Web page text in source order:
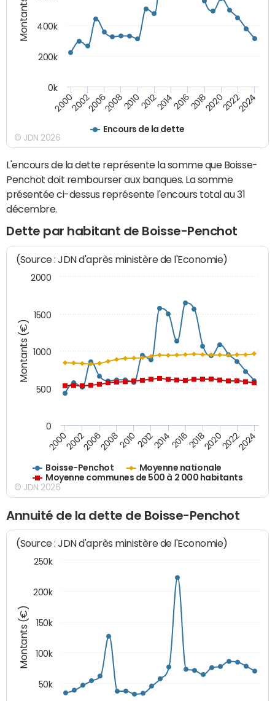
Encours de la dette
200020022006200820102012201420162018202020222024
0k
200k
400k
© JDN 2026
L'encours de la dette représente la somme que Boisse-
Penchot doit rembourser aux banques. La somme
présentée ci-dessus représente l'encours total au 31
décembre.
Dette par habitant de Boisse-Penchot
Montants (€)
(Source : JDN d'après ministère de l'Economie)
Boisse-Penchot
Moyenne nationale
Moyenne communes de 500 à 2 000 habitants
200020022006200820102012201420162018202020222024
500
1000
1500
0
2000
© JDN 2026
Annuité de la dette de Boisse-Penchot
Montants (€)
(Source : JDN d'après ministère de l'Economie)
50k
100k
150k
200k
250k